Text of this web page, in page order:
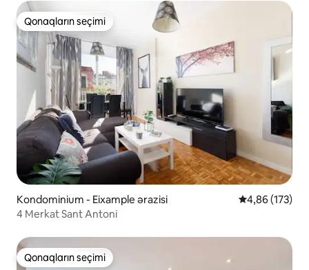
Qonaqların seçimi
Qonaqların seçimi
Kondominium - Eixample ərazisi Ortalama
4,86 (173)
4 Merkat Sant Antoni
Qonaqların seçimi
Qonaqların seçimi